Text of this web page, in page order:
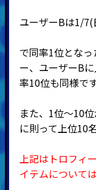
ユーザーBは1/
で同率1位とな
ー、ユーザーB
率10位も同様です
また、1位～10
に則って上位10
上記はトロフィ
イテムについて